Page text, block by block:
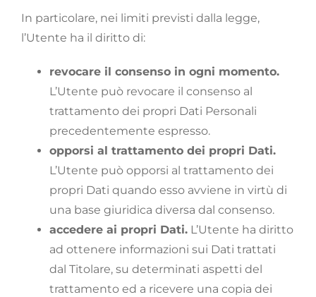
In particolare, nei limiti previsti dalla legge,
l’Utente ha il diritto di:
revocare il consenso in ogni momento.
L’Utente può revocare il consenso al
trattamento dei propri Dati Personali
precedentemente espresso.
opporsi al trattamento dei propri Dati.
L’Utente può opporsi al trattamento dei
propri Dati quando esso avviene in virtù di
una base giuridica diversa dal consenso.
accedere ai propri Dati. L’Utente ha diritto
ad ottenere informazioni sui Dati trattati
dal Titolare, su determinati aspetti del
trattamento ed a ricevere una copia dei